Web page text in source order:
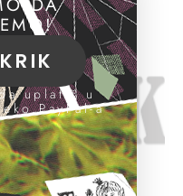
DA
uplatiš u
PayPal-a